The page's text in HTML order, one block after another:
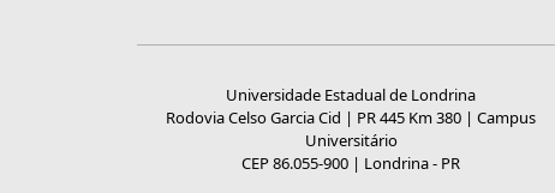
Universidade Estadual de Londrina
Rodovia Celso Garcia Cid | PR 445 Km 380 | Campus
Universitário
CEP 86.055-900 | Londrina - PR